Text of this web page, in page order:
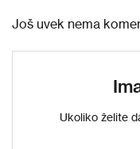
Još uvek nema
Ukoliko želite